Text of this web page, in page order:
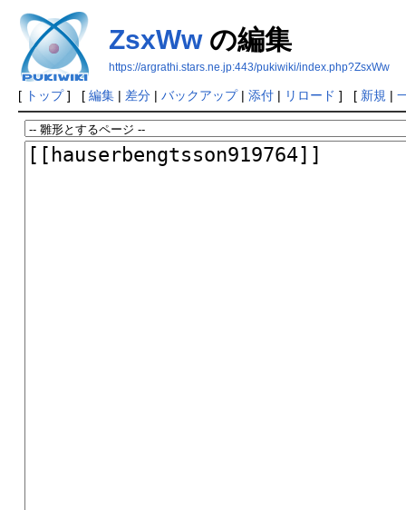
ZsxWwの編集
https://argrathi.stars.ne.jp:443/pukiwiki/index.php?ZsxWw
[ トップ] [ 編集| 差分| バックアップ| 添付| リロード ] [ 新規 |